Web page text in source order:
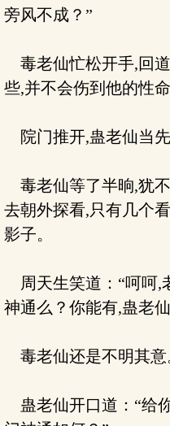
旁风不成？”
毒老仙忙松开手,回
些,并不会伤到他的性
院门推开,蛊老仙当先
毒老仙等了半晌,犹
去朝外探看,只有几个
影子。
周天生笑道：“呵呵,
神通么？你能有,蛊老
毒老仙还是不明其意
蛊老仙开口道：“给